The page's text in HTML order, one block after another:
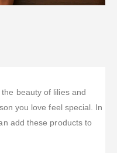
beauty of lilies and
you love feel special. In
add these products to